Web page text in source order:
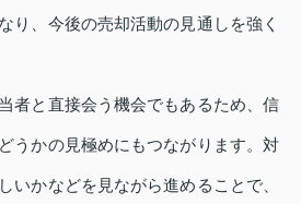
り、今後の売却活動の見通しを強く
者と直接会う機会でもあるため、信
うかの見極めにもつながります。対
いかなどを見ながら進めることで、